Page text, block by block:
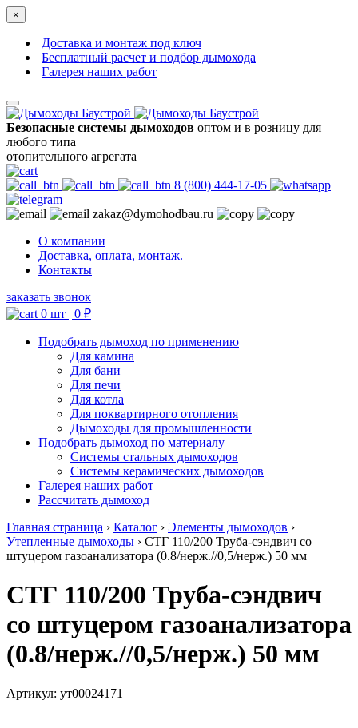
×
Доставка и монтаж под ключ
Бесплатный расчет и подбор дымохода
Галерея наших работ
Безопасные системы дымоходов оптом и в розницу для
любого типа
отопительного агрегата
8 (800) 444-17-05
zakaz@dymohodbau.ru
О компании
Доставка, оплата, монтаж.
Контакты
заказать звонок
0 шт | 0 ₽
Подобрать дымоход по применению
Для камина
Для бани
Для печи
Для котла
Для поквартирного отопления
Дымоходы для промышленности
Подобрать дымоход по материалу
Системы стальных дымоходов
Системы керамических дымоходов
Галерея наших работ
Рассчитать дымоход
Главная страница › Каталог › Элементы дымоходов ›
Утепленные дымоходы › СТГ 110/200 Труба-сэндвич со
штуцером газоанализатора (0.8/нерж.//0,5/нерж.) 50 мм
СТГ 110/200 Труба-сэндвич
со штуцером газоанализатора
(0.8/нерж.//0,5/нерж.) 50 мм
Артикул: ут00024171